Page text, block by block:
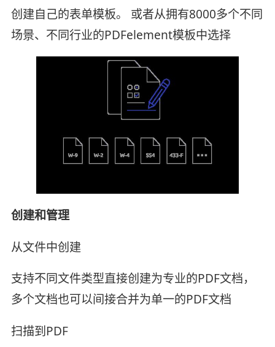
创建自己的表单模板。 或者从拥有8000多个不同
场景、不同行业的PDFelement模板中选择
创建和管理
从文件中创建
支持不同文件类型直接创建为专业的PDF文档，
多个文档也可以间接合并为单一的PDF文档
扫描到PDF